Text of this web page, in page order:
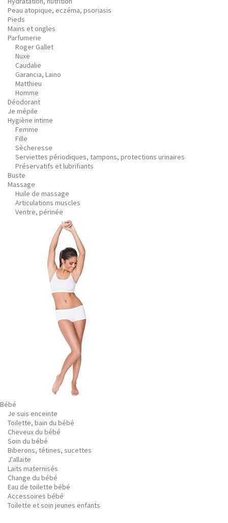
Peau atopique, eczéma, psoriasis
Pieds
Mains et ongles
Parfumerie
Roger Gallet
Nuxe
Caudalie
Garancia, Laino
Matthieu
Homme
Déodorant
Je mépile
Hygiène intime
Femme
Fille
Sècheresse
Serviettes périodiques, tampons, protections urinaires
Préservatifs et lubrifiants
Buste
Massage
Huile de massage
Articulations muscles
Ventre, périnée
Bébé
Je suis enceinte
Toilette, bain du bébé
Cheveux du bébé
Soin du bébé
Biberons, tétines, sucettes
J'allaite
Laits maternisés
Change du bébé
Eau de toilette bébé
Accessoires bébé
Toilette et soin jeunes enfants